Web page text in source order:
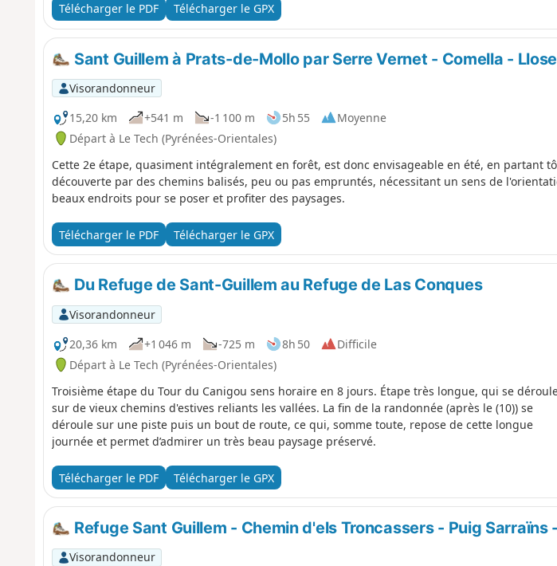
Télécharger le PDF
Télécharger le GPX
Sant Guillem à Prats-de-Mollo par Serre Vernet - Comella -
Visorandonneur
15,20 km
+541 m -1 100 m 5h 55
Moyenne
Départ à Le Tech (Pyrénées-Orientales)
Cette 2e étape, quasiment intégralement en forêt, est donc envisageable en été, en partant
découverte par des chemins balisés, peu ou pas empruntés, nécessitant un sens de
beaux endroits pour se poser et profiter des paysages.
Télécharger le PDF Télécharger le GPX
Du Refuge de Sant-Guillem au Refuge de Las Conques
Visorandonneur
20,36 km
+1 046 m -725 m 8h 50
Difficile
Départ à Le Tech (Pyrénées-Orientales)
Troisième étape du Tour du Canigou sens horaire en 8 jours. Étape très longue, qui se
sur de vieux chemins d'estives reliants les vallées. La fin de la randonnée (après le (10)) se
déroule sur une piste puis un bout de route, ce qui, somme toute, repose de cette longue
journée et permet d’admirer un très beau paysage préservé.
Télécharger le PDF Télécharger le GPX
Refuge Sant Guillem - Chemin d'els Troncassers - Puig Sarraïns
Visorandonneur